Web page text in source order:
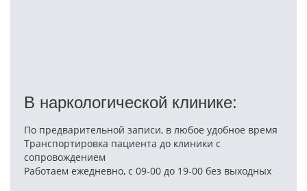
В наркологической клинике:
По предварительной записи, в любое удобное время
Транспортировка пациента до клиники с
сопровождением
Работаем ежедневно, с 09-00 до 19-00 без выходных